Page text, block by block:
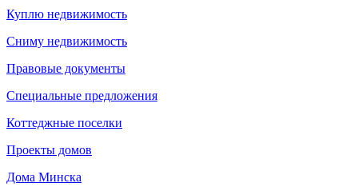
Куплю недвижимость
Сниму недвижимость
Правовые документы
Специальные предложения
Коттеджные поселки
Проекты домов
Дома Минска